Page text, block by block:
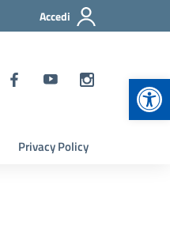
Accedi
Privacy Policy